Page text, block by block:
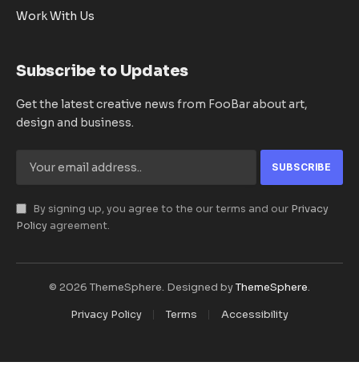
Work With Us
Subscribe to Updates
Get the latest creative news from FooBar about art,
design and business.
By signing up, you agree to the our terms and our Privacy
Policy agreement.
© 2026 ThemeSphere. Designed byThemeSphere.
Privacy Policy
Terms Accessibility